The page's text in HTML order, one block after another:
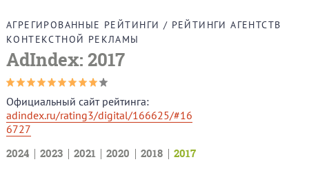
АГРЕГИРОВАННЫЕ РЕЙТИНГИ / РЕЙТИНГИ АГЕНТСТВ
КОНТЕКСТНОЙ РЕКЛАМЫ
AdIndex: 2017
Официальный сайт рейтинга:
adindex.ru/rating3/digital/166625/#16
6727
2024
2023 2021 2020 2018 2017